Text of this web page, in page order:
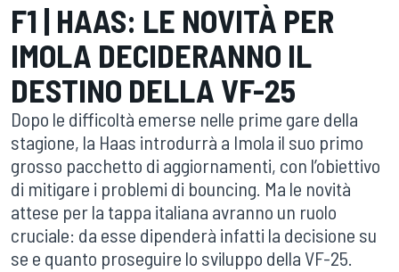
F1 | HAAS: LE NOVITÀ PER
IMOLA DECIDERANNO IL
DESTINO DELLA VF-25
Dopo le difficoltà emerse nelle prime gare della
stagione, la Haas introdurrà a Imola il suo primo
grosso pacchetto di aggiornamenti, con l’obiettivo
di mitigare i problemi di bouncing. Ma le novità
attese per la tappa italiana avranno un ruolo
cruciale: da esse dipenderà infatti la decisione su
se e quanto proseguire lo sviluppo della VF-25.